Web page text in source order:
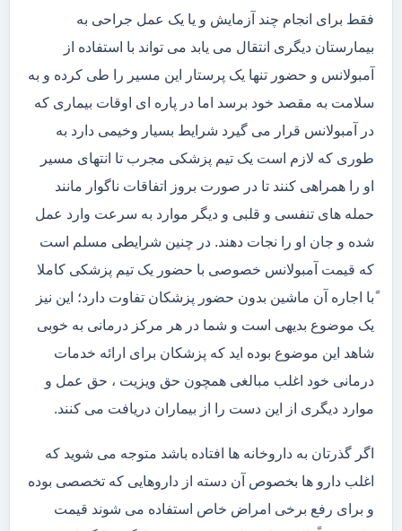
فقط برای انجام چند آزمایش و یا یک عمل جراحی به
بیمارستان دیگری انتقال می یابد می تواند با استفاده از
آمبولانس و حضور تنها یک پرستار این مسیر را طی کرده و به
سلامت به مقصد خود برسد اما در پاره ای اوقات بیماری که
در آمبولانس قرار می گیرد شرایط بسیار وخیمی دارد به
طوری که لازم است یک تیم پزشکی مجرب تا انتهای مسیر
او را همراهی کنند تا در صورت بروز اتفاقات ناگوار مانند
حمله های تنفسی و قلبی و دیگر موارد به سرعت وارد عمل
شده و جان او را نجات دهند. در چنین شرایطی مسلم است
که قیمت آمبولانس خصوصی با حضور یک تیم پزشکی کاملا
ًبا اجاره آن ماشین بدون حضور پزشکان تفاوت دارد؛ این نیز
یک موضوع بدیهی است و شما در هر مرکز درمانی به خوبی
شاهد این موضوع بوده اید که پزشکان برای ارائه خدمات
درمانی خود اغلب مبالغی همچون حق ویزیت ، حق عمل و
موارد دیگری از این دست را از بیماران دریافت می کنند.
اگر گذرتان به داروخانه ها افتاده باشد متوجه می شوید که
اغلب دارو ها بخصوص آن دسته از داروهایی که تخصصی بوده
و برای رفع برخی امراض خاص استفاده می شوند قیمت